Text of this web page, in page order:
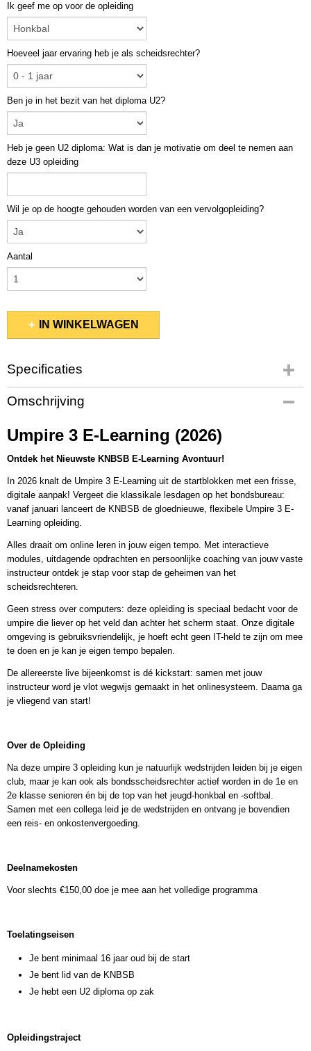
Ik geef me op voor de opleiding
Hoeveel jaar ervaring heb je als scheidsrechter?
Ben je in het bezit van het diploma U2?
Heb je geen U2 diploma: Wat is dan je motivatie om deel te nemen aan
deze U3 opleiding
Wil je op de hoogte gehouden worden van een vervolgopleiding?
Aantal
IN WINKELWAGEN
Specificaties
Productcode
39-87
Omschrijving
Umpire 3 E-Learning (2026)
Ontdek het Nieuwste KNBSB E-Learning Avontuur!
In 2026 knalt de Umpire 3 E-Learning uit de startblokken met een frisse,
digitale aanpak! Vergeet die klassikale lesdagen op het bondsbureau:
vanaf januari lanceert de KNBSB de gloednieuwe, flexibele Umpire 3 E-
Learning opleiding.
Alles draait om online leren in jouw eigen tempo. Met interactieve
modules, uitdagende opdrachten en persoonlijke coaching van jouw vaste
instructeur ontdek je stap voor stap de geheimen van het
scheidsrechteren.
Geen stress over computers: deze opleiding is speciaal bedacht voor de
umpire die liever op het veld dan achter het scherm staat. Onze digitale
omgeving is gebruiksvriendelijk, je hoeft echt geen IT-held te zijn om mee
te doen en je kan je eigen tempo bepalen.
De allereerste live bijeenkomst is dé kickstart: samen met jouw
instructeur word je vlot wegwijs gemaakt in het onlinesysteem. Daarna ga
je vliegend van start!
Over de Opleiding
Na deze umpire 3 opleiding kun je natuurlijk wedstrijden leiden bij je eigen
club, maar je kan ook als bondsscheidsrechter actief worden in de 1e en
2e klasse senioren én bij de top van het jeugd-honkbal en -softbal.
Samen met een collega leid je de wedstrijden en ontvang je bovendien
een reis- en onkostenvergoeding.
Deelnamekosten
Voor slechts €150,00 doe je mee aan het volledige programma
Toelatingseisen
Je bent minimaal 16 jaar oud bij de start
Je bent lid van de KNBSB
Je hebt een U2 diploma op zak
Opleidingstraject